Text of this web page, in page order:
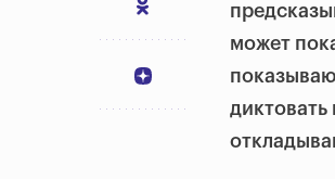
может